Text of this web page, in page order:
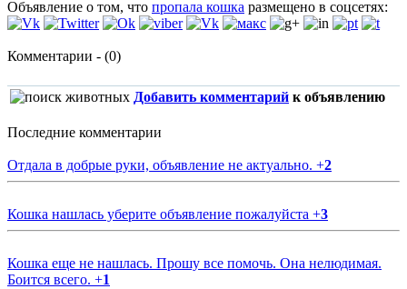
Объявление о том, что пропала кошка размещено в соцсетях:
Комментарии - (0)
Добавить комментарий к объявлению
Последние комментарии
Отдала в добрые руки, объявление не актуально. +2
Кошка нашлась уберите объявление пожалуйста +3
Кошка еще не нашлась. Прошу все помочь. Она нелюдимая.
Боится всего. +1